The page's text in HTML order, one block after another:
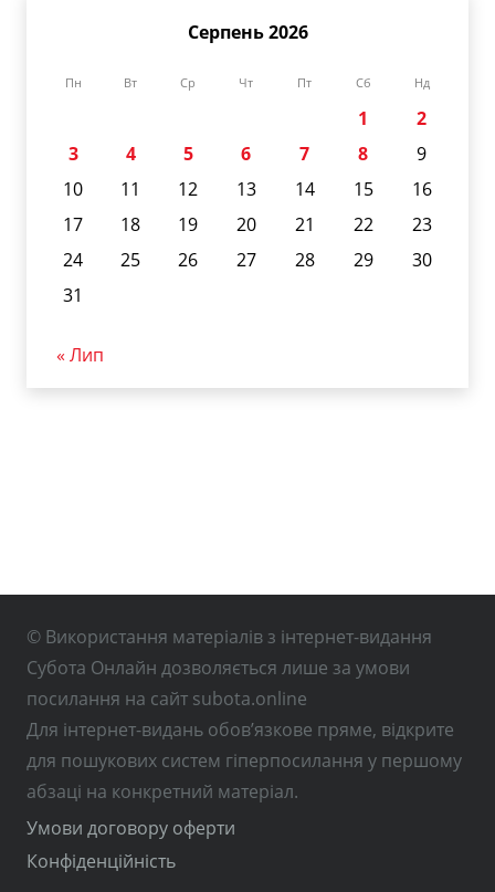
Серпень 2026
Пн Вт Ср Чт Пт Сб Нд
1
2
3
4 5 6 7 8
9
10
11 12 13 14 15
16
17
18 19 20 21 22
23
24
25 26 27 28 29
30
31
« Лип
© Використання матеріалів з інтернет-видання
Субота Онлайн дозволяється лише за умови
посилання на сайт subota.online
Для інтернет-видань обов’язкове пряме, відкрите
для пошукових систем гіперпосилання у першому
абзаці на конкретний матеріал.
Умови договору оферти
Конфіденційність